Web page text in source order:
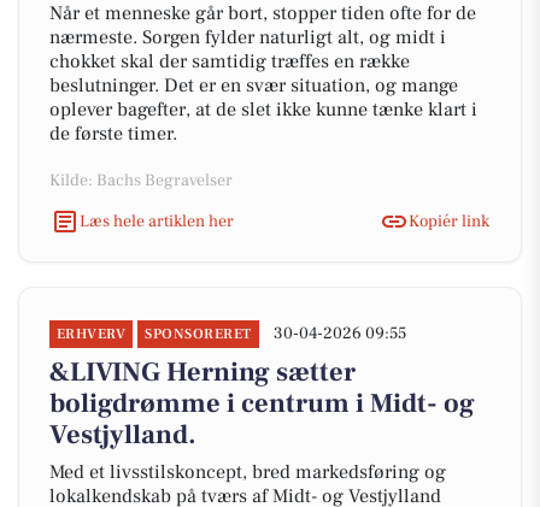
Når et menneske går bort, stopper tiden ofte for de
nærmeste. Sorgen fylder naturligt alt, og midt i
chokket skal der samtidig træffes en række
beslutninger. Det er en svær situation, og mange
oplever bagefter, at de slet ikke kunne tænke klart i
de første timer.
Kilde: Bachs Begravelser
Læs hele artiklen her
Kopiér link
ERHVERV SPONSORERET 30-04-2026 09:55
&LIVING Herning sætter
boligdrømme i centrum i Midt- og
Vestjylland.
Med et livsstilskoncept, bred markedsføring og
lokalkendskab på tværs af Midt- og Vestjylland